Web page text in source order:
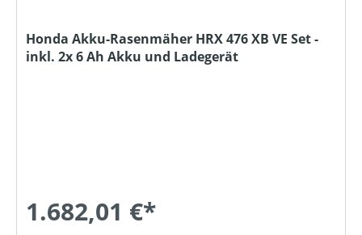
Honda Akku-Rasenmäher HRX 476 XB VE Set -
inkl. 2x 6 Ah Akku und Ladegerät
1.682,01 €*